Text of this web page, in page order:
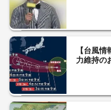
【台風
力維持の